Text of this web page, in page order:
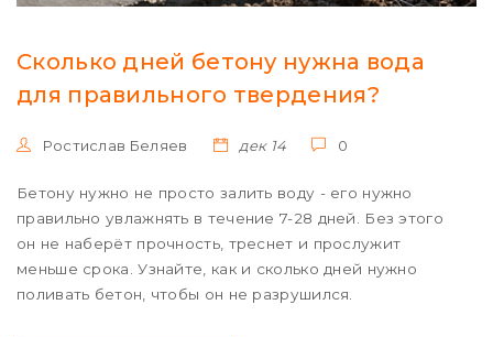
Сколько дней бетону нужна вода
для правильного твердения?
Ростислав Беляев дек 14 0
Бетону нужно не просто залить воду - его нужно
правильно увлажнять в течение 7-28 дней. Без этого
он не наберёт прочность, треснет и прослужит
меньше срока. Узнайте, как и сколько дней нужно
поливать бетон, чтобы он не разрушился.